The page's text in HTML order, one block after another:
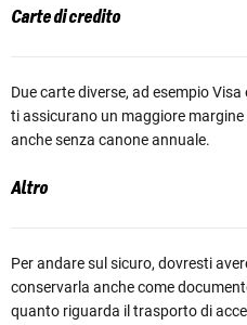
Carte di credito
Due carte diverse, ad esempio Visa
ti assicurano un maggiore
anche senza canone annuale.
Altro
Per andare sul sicuro, dovresti
conservarla anche come
quanto riguarda il trasporto di